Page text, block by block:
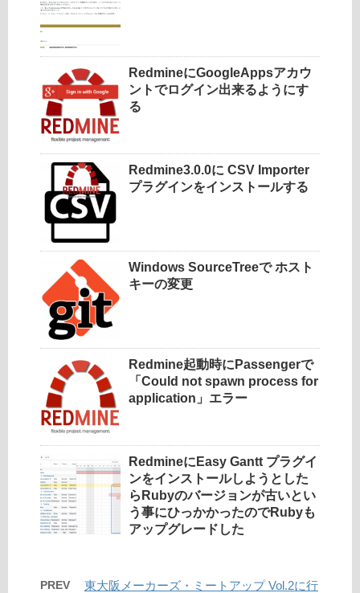
RedmineにGoogleAppsアカウ
ントでログイン出来るようにす
る
Redmine3.0.0に CSV Importer
プラグインをインストールする
Windows SourceTreeで ホスト
キーの変更
Redmine起動時にPassengerで
「Could not spawn process for
application」エラー
RedmineにEasy Gantt プラグイ
ンをインストールしようとした
らRubyのバージョンが古いとい
う事にひっかかったのでRubyも
アップグレードした
PREV
東大阪メーカーズ・ミートアップ Vol.2に行